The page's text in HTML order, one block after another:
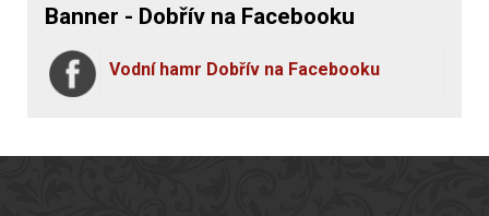
Banner - Dobřív na Facebooku
Vodní hamr Dobřív na Facebooku